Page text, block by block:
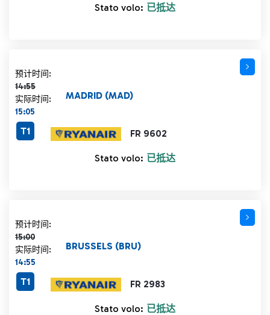
Stato volo: 已抵达
预计时间:
14:55
计划时间 14:55 删除线
实际时间:
15:05
FR 9602
MADRID (MAD)
T1
Stato volo: 已抵达
预计时间:
15:00
计划时间 15:00 删除线
实际时间:
14:55
FR 2983
BRUSSELS (BRU)
T1
Stato volo: 已抵达